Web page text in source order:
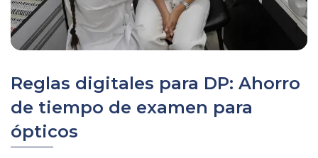
Reglas digitales para DP: Ahorro
de tiempo de examen para
ópticos